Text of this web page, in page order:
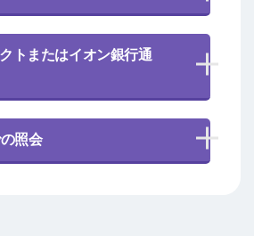
トまたはイオン銀行通
照会